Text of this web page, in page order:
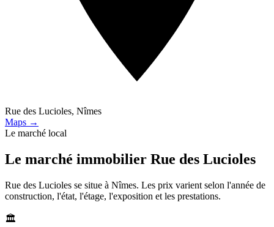
Rue des Lucioles, Nîmes
Maps →
Le marché local
Le marché immobilier Rue des Lucioles
Rue des Lucioles se situe à Nîmes. Les prix varient selon l'année de
construction, l'état, l'étage, l'exposition et les prestations.
🏛️